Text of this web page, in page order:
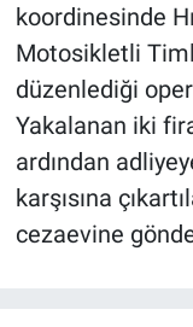
koordinesinde
Motosikletli
düzenlediği
Yakalanan iki
ardından
karşısına
cezaevine